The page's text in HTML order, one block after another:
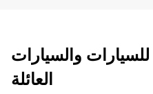
للسيارات والسيارات
العائلة